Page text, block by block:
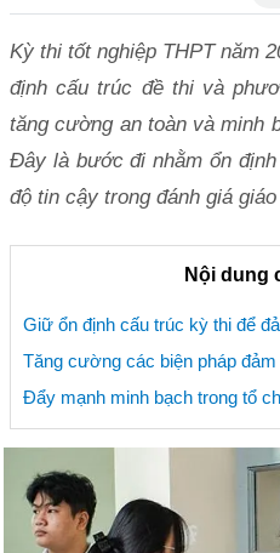
Kỳ thi tốt nghiệp THPT năm
định cấu trúc đề thi và
tăng cường an toàn và minh
Đây là bước đi nhằm ổn
độ tin cậy trong đánh giá giáo
Nội dung
Giữ ổn định cấu trúc kỳ thi để
Tăng cường các biện pháp
Đẩy mạnh minh bạch trong tổ